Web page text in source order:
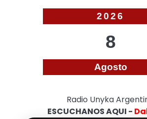
2026
8
Agosto
Radio Unyka
ESCUCHANOS AQUI -